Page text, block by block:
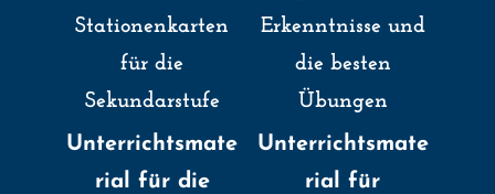
Stationenkarten
für die
Sekundarstufe
Unterrichtsmate
rial für die
Erkenntnisse und
die besten
Übungen
Unterrichtsmate
rial für